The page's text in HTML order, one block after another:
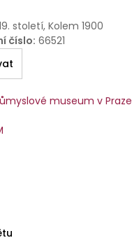
století, Kolem 1900
číslo: 66521
museum v Praze